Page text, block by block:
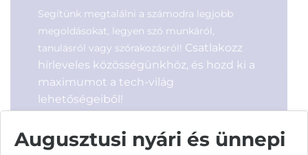
Segítünk megtalálni a számodra legjobb
megoldásokat, legyen szó munkáról,
tanulásról vagy szórakozásról! Csatlakozz
hírleveles közösségünkhöz, és hozd ki a
maximumot a tech-világ
lehetőségeiből!
Augusztusi nyári és ünnepi